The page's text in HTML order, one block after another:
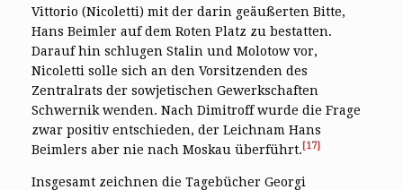
Vittorio (Nicoletti) mit der darin geäußerten Bitte,
Hans Beimler auf dem Roten Platz zu bestatten.
Darauf hin schlugen Stalin und Molotow vor,
Nicoletti solle sich an den Vorsitzenden des
Zentralrats der sowjetischen Gewerkschaften
Schwernik wenden. Nach Dimitroff wurde die Frage
zwar positiv entschieden, der Leichnam Hans
Beimlers aber nie nach Moskau überführt.[17]
Insgesamt zeichnen die Tagebücher Georgi